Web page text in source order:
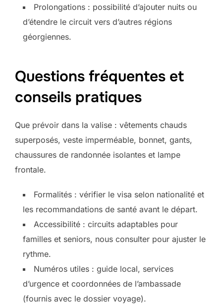
Prolongations : possibilité d’ajouter nuits ou
d’étendre le circuit vers d’autres régions
géorgiennes.
Questions fréquentes et
conseils pratiques
Que prévoir dans la valise : vêtements chauds
superposés, veste imperméable, bonnet, gants,
chaussures de randonnée isolantes et lampe
frontale.
Formalités : vérifier le visa selon nationalité et
les recommandations de santé avant le départ.
Accessibilité : circuits adaptables pour
familles et seniors, nous consulter pour ajuster le
rythme.
Numéros utiles : guide local, services
d’urgence et coordonnées de l’ambassade
(fournis avec le dossier voyage).